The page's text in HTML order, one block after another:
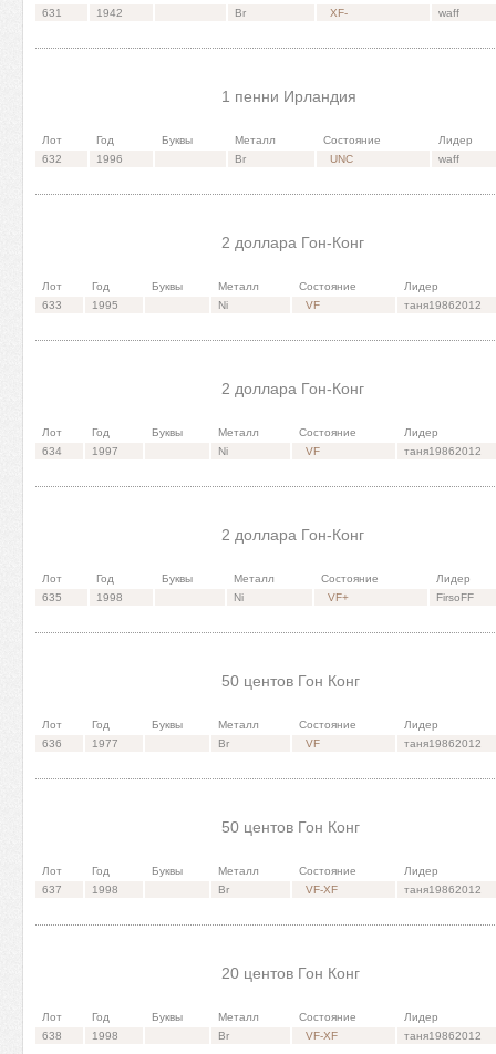
631
1942 Br XF- waff
1 пенни Ирландия
Лот Год Буквы Металл Состояние
Лидер
632
1996 Br UNC waff
2 доллара Гон-Конг
Лот Год Буквы Металл Состояние
Лидер
633
1995 Ni VF таня19862012
2 доллара Гон-Конг
Лот Год Буквы Металл Состояние
Лидер
634
1997 Ni VF таня19862012
2 доллара Гон-Конг
Лот Год Буквы Металл Состояние
Лидер
635
1998 Ni VF+ FirsoFF
50 центов Гон Конг
Лот Год Буквы Металл Состояние
Лидер
636
1977 Br VF таня19862012
50 центов Гон Конг
Лот Год Буквы Металл Состояние
Лидер
637
1998 Br VF-XF таня19862012
20 центов Гон Конг
Лот Год Буквы Металл Состояние
Лидер
638
1998 Br VF-XF таня19862012